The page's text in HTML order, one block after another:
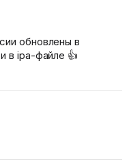
обновлены в
в ipa-файле 👍